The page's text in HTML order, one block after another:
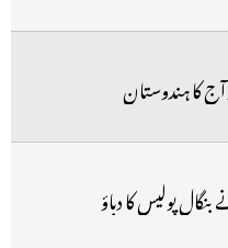
کا ہندوستان
پولیس کا دباؤ